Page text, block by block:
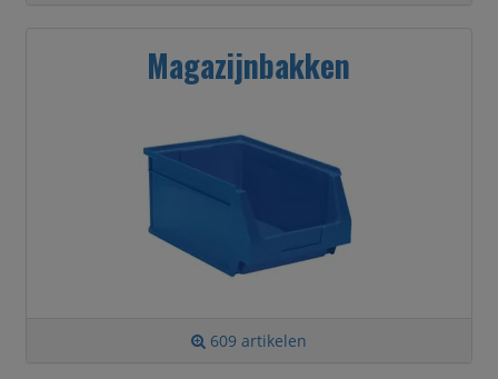
Magazijnbakken
609 artikelen